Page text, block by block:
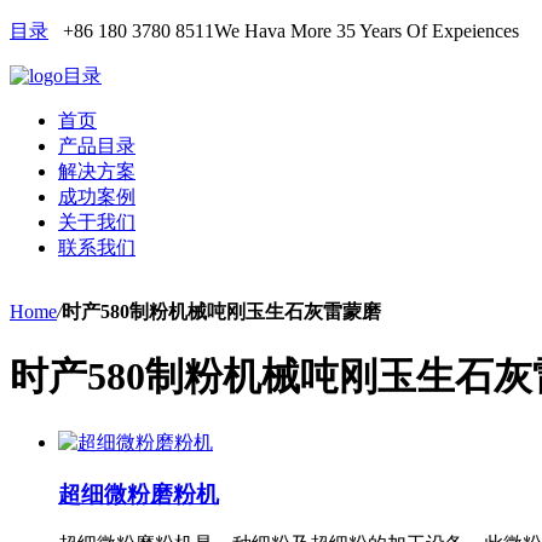
目录 +86 180 3780 8511We Hava More 35 Years Of Expeiences
目录
首页
产品目录
解决方案
成功案例
关于我们
联系我们
Home/时产580制粉机械吨刚玉生石灰雷蒙磨
时产580制粉机械吨刚玉生石
超细微粉磨粉机